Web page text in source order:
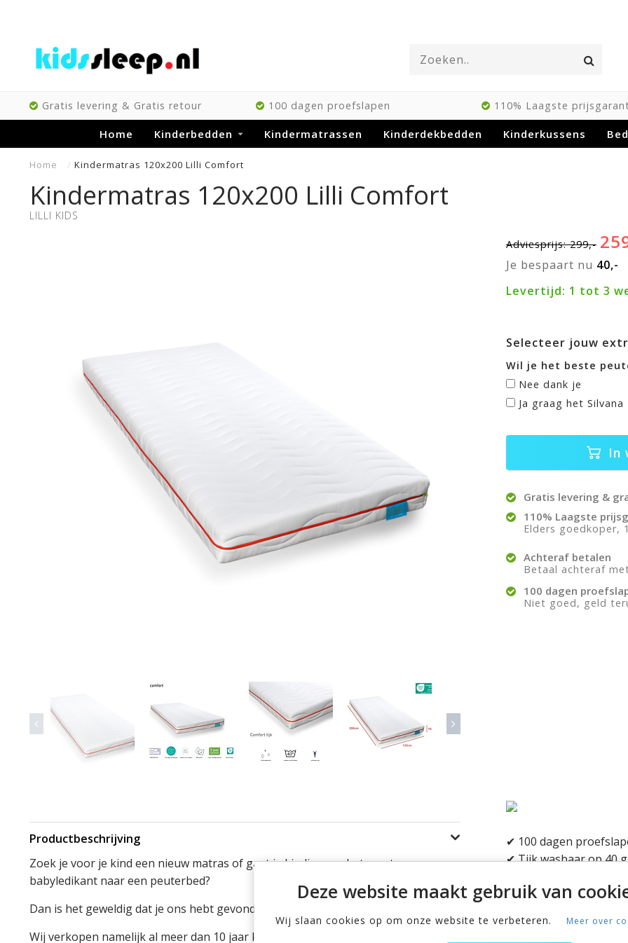
Gratis levering & Gratis retour 100 dagen proefslapen 110% Laagste
Home Kinderbedden Kindermatrassen Kinderdekbedden Kinderkussens
Home / Kindermatras 120x200 Lilli Comfort
Kindermatras 120x200 Lilli Comfort
LILLI KIDS
Adviesprijs: 299,-
Je bespaart nu 40,-
Levertijd: 1 tot 3
Selecteer jouw
Wil je het beste
Nee dank je
Ja graag het
In
Gratis levering &
110% Laagste
Elders goedkoper,
Achteraf betalen
Betaal achteraf
100 dagen
Niet goed, geld
Productbeschrijving
Zoek je voor je kind een nieuw matras of gaat je kindje voor het eerst van een
babyledikant naar een peuterbed?
Dan is het geweldig dat je ons hebt gevonden.
Wij verkopen namelijk al meer dan 10 jaar kinderbedden en kindermatrassen. Wij
✔ 100 dagen
✔ Tijk wasbaar op 40
✔ Gemaakt in
Deze website maakt gebruik van
Wij slaan cookies op om onze website te verbeteren. Meer over